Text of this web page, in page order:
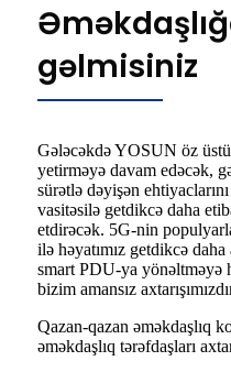
gəlmisiniz
Gələcəkdə YOSUN öz
yetirməyə davam edəcək,
sürətlə dəyişən
vasitəsilə getdikcə daha
etdirəcək. 5G-nin
ilə həyatımız getdikcə
smart PDU-ya yönəltməyə
bizim amansız
Qazan-qazan əməkdaşlıq
əməkdaşlıq tərəfdaşları